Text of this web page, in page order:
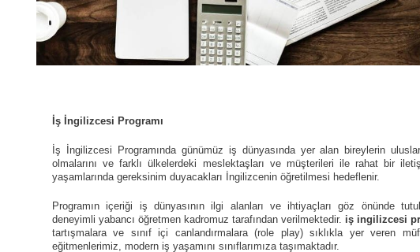
İş İngilizcesi Programı
İş İngilizcesi Programındagünümüz iş dünyasında yer alan bireylerin
olmalarını ve farklı ülkelerdeki meslektaşları ve müşterileri ile rahat bir
yaşamlarında gereksinim duyacakları İngilizcenin öğretilmesi hedeflenir.
Programın içeriği iş dünyasının ilgi alanları ve ihtiyaçları göz önünde
deneyimli yabancı öğretmen kadromuz tarafından verilmektedir. iş ingilizcesi
tartışmalara ve sınıf içi canlandırmalara (role play) sıklıkla yer veren
eğitmenlerimiz, modern iş yaşamını sınıflarımıza taşımaktadır.